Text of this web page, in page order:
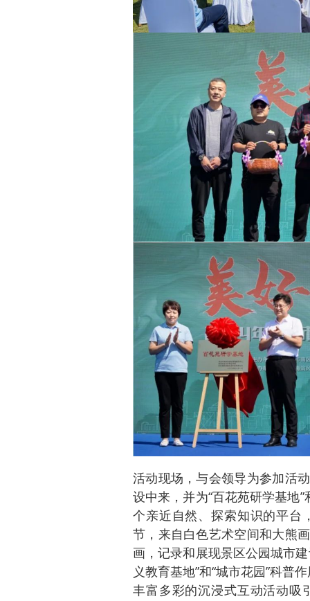
活动现场，与会领导为参加活
设中来，并为“百花苑研学基地
个亲近自然、探索知识的平台
节，来自白色艺术空间和大熊
画，记录和展现景区公园城市
义教育基地”和“城市花园”科
丰富多彩的沉浸式互动活动吸